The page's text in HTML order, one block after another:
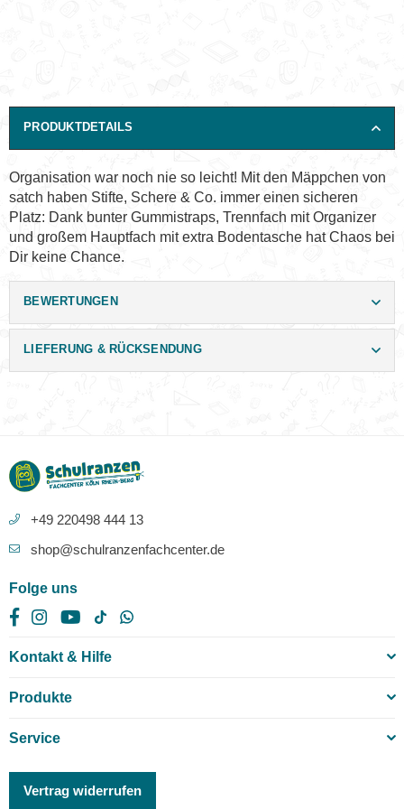
PRODUKTDETAILS
Organisation war noch nie so leicht! Mit den Mäppchen von
satch haben Stifte, Schere & Co. immer einen sicheren
Platz: Dank bunter Gummistraps, Trennfach mit Organizer
und großem Hauptfach mit extra Bodentasche hat Chaos bei
Dir keine Chance.
BEWERTUNGEN
LIEFERUNG & RÜCKSENDUNG
+49 220498 444 13
shop@schulranzenfachcenter.de
Folge uns
FacebookInstagramYouTube
TikTokWhatsapp
Kontakt & Hilfe
Produkte
Service
Vertrag widerrufen